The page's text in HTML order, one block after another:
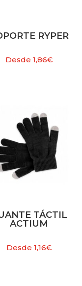
RYPER
Desde 1,86€
TÁCTIL
ACTIUM
Desde 1,16€